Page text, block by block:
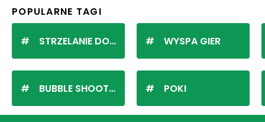
POPULARNE TAGI
STRZELANIE DO KULEK
BUBBLE SHOOTER
WYSPA GIER
POKI